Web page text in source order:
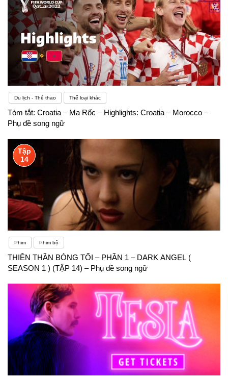
lớn, chẳng hạn như một chuyến du lịch.
Du lịch - Thể thao Thể loại khác
Tóm tắt: Croatia – Ma Rốc – Highlights: Croatia – Morocco –
Phụ đề song ngữ
Tập
14
Phim Phim bộ
THIÊN THẦN BÓNG TỐI – PHẦN 1 – DARK ANGEL (
SEASON 1 ) (TẬP 14) – Phụ đề song ngữ